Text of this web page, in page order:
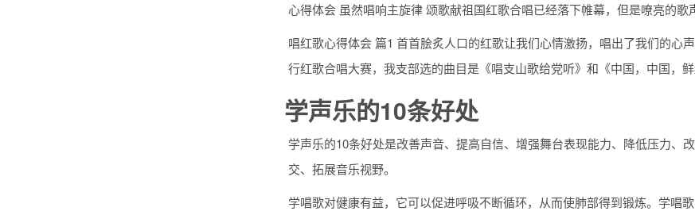
心得体会 虽然唱响主旋律 颂歌献祖国红歌合唱已经落下帷幕，但是嘹亮的歌
唱红歌心得体会 篇1 首首脍炙人口的红歌让我们心情激扬，唱出了我们的心
行红歌合唱大赛，我支部选的曲目是《唱支山歌给党听》和《中国，中国，鲜
学声乐的10条好处
学声乐的10条好处是改善声音、提高自信、增强舞台表现能力、降低压力、
交、拓展音乐视野。
学唱歌对健康有益，它可以促进呼吸不断循环，从而使肺部得到锻炼。学唱